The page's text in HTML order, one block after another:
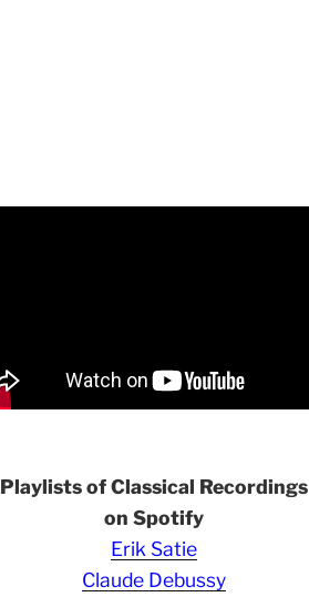
Playlists of Classical Recordings
on Spotify
Erik Satie
Claude Debussy